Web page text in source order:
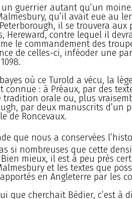
un guerrier autant qu’un
qu’il avait eue au
il se trouvera aux
Hereward, contre lequel il
le commandement des
de celles-ci, inféoder une
où ce Turold a vécu, la
: à Préaux, par des
tradition orale ou, plus
par deux manuscrits d’un
de Roncevaux.
que nous a conservées
si nombreuses que cette
mieux, il est à peu près
et les textes que
en Angleterre par les
que cherchait Bédier, c’est à